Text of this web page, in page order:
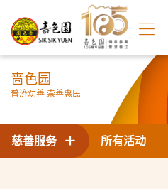
啬色园
普济劝善 崇善惠民
所有活动
慈善服务